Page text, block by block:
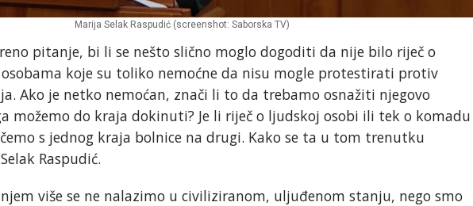
Marija Selak Raspudić (screenshot: Saborska TV)
pitanje, bi li se nešto slično moglo dogoditi da nije bilo riječ o
koje su toliko nemoćne da nisu mogle protestirati protiv
Ako je netko nemoćan, znači li to da trebamo osnažiti njegovo
možemo do kraja dokinuti? Je li riječ o ljudskoj osobi ili tek o komadu
s jednog kraja bolnice na drugi. Kako se ta u tom trenutku
Raspudić.
više se ne nalazimo u civiliziranom, uljuđenom stanju, nego smo